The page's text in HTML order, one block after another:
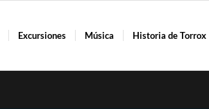
Excursiones Música Historia de Torrox